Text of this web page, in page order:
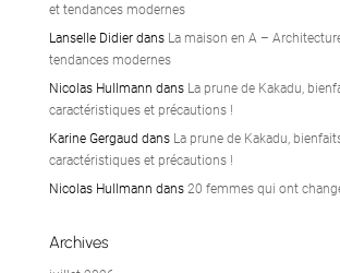
et tendances modernes
Lanselle Didierdans La maison en A –
tendances modernes
Nicolas Hullmann dans La prune de Kakadu,
caractéristiques et précautions !
Karine Gergaud dans La prune de Kakadu,
caractéristiques et précautions !
Nicolas Hullmann dans 20 femmes qui ont
Archives